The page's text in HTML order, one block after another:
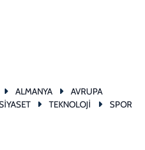
ALMANYA
AVRUPA
TEKNOLOJİ
SPOR